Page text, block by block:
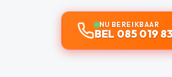
NU BEREIKBAAR
BEL 085 019